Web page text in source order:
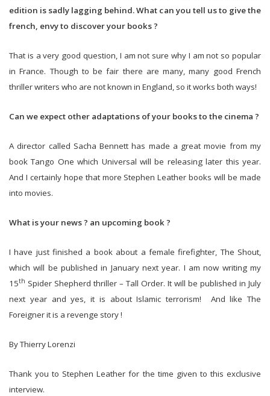
edition is sadly lagging behind. What can you tell us to give the
french, envy to discover your books ?
That is a very good question, I am not sure why I am not so popular
in France. Though to be fair there are many, many good French
thriller writers who are not known in England, so it works both ways!
Can we expect other adaptations of your books to the cinema ?
A director called Sacha Bennett has made a great movie from my
book Tango One which Universal will be releasing later this year.
And I certainly hope that more Stephen Leather books will be made
into movies.
What is your news ? an upcoming book ?
I have just finished a book about a female firefighter, The Shout,
which will be published in January next year. I am now writing my
15th Spider Shepherd thriller – Tall Order. It will be published in July
next year and yes, it is about Islamic terrorism! And like The
Foreigner it is a revenge story !
By Thierry Lorenzi
Thank you to Stephen Leather for the time given to this exclusive
interview.